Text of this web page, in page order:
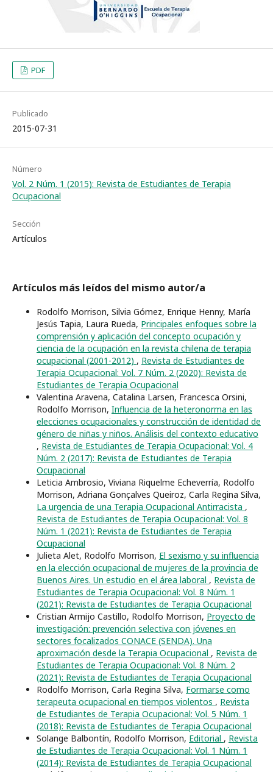
PDF
Publicado
2015-07-31
Número
Vol. 2 Núm. 1 (2015): Revista de Estudiantes de Terapia
Ocupacional
Sección
Artículos
Artículos más leídos del mismo autor/a
Rodolfo Morrison, Silvia Gómez, Enrique Henny, María
Jesús Tapia, Laura Rueda, Principales enfoques sobre la
comprensión y aplicación del concepto ocupación y
ciencia de la ocupación en la revista chilena de terapia
ocupacional (2001-2012) , Revista de Estudiantes de
Terapia Ocupacional: Vol. 7 Núm. 2 (2020): Revista de
Estudiantes de Terapia Ocupacional
Valentina Aravena, Catalina Larsen, Francesca Orsini,
Rodolfo Morrison, Influencia de la heteronorma en las
elecciones ocupacionales y construcción de identidad de
género de niñas y niños. Análisis del contexto educativo
, Revista de Estudiantes de Terapia Ocupacional: Vol. 4
Núm. 2 (2017): Revista de Estudiantes de Terapia
Ocupacional
Leticia Ambrosio, Viviana Riquelme Echeverría, Rodolfo
Morrison, Adriana Gonçalves Queiroz, Carla Regina Silva,
La urgencia de una Terapia Ocupacional Antirracista ,
Revista de Estudiantes de Terapia Ocupacional: Vol. 8
Núm. 1 (2021): Revista de Estudiantes de Terapia
Ocupacional
Julieta Alet, Rodolfo Morrison, El sexismo y su influencia
en la elección ocupacional de mujeres de la provincia de
Buenos Aires. Un estudio en el área laboral , Revista de
Estudiantes de Terapia Ocupacional: Vol. 8 Núm. 1
(2021): Revista de Estudiantes de Terapia Ocupacional
Cristian Armijo Castillo, Rodolfo Morrison, Proyecto de
investigación: prevención selectiva con jóvenes en
sectores focalizados CONACE (SENDA). Una
aproximación desde la Terapia Ocupacional , Revista de
Estudiantes de Terapia Ocupacional: Vol. 8 Núm. 2
(2021): Revista de Estudiantes de Terapia Ocupacional
Rodolfo Morrison, Carla Regina Silva, Formarse como
terapeuta ocupacional en tiempos violentos , Revista
de Estudiantes de Terapia Ocupacional: Vol. 5 Núm. 1
(2018): Revista de Estudiantes de Terapia Ocupacional
Solange Balbontín, Rodolfo Morrison, Editorial , Revista
de Estudiantes de Terapia Ocupacional: Vol. 1 Núm. 1
(2014): Revista de Estudiantes de Terapia Ocupacional